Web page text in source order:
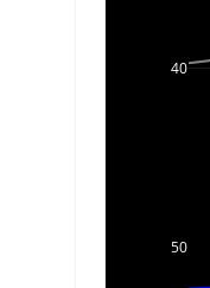
40
50